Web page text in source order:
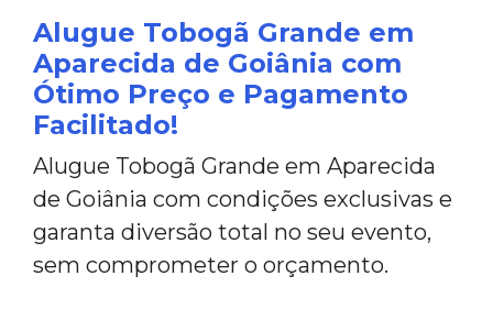
Alugue Tobogã Grande em
Aparecida de Goiânia com
Ótimo Preço e Pagamento
Facilitado!
Alugue Tobogã Grande em Aparecida
de Goiânia com condições exclusivas e
garanta diversão total no seu evento,
sem comprometer o orçamento.